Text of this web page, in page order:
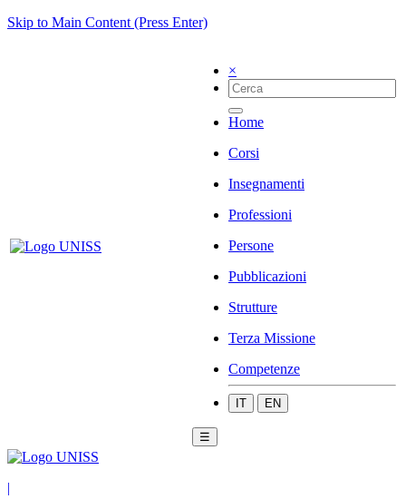
Skip to Main Content (Press Enter)
×
Home
Corsi
Insegnamenti
Professioni
Persone
Pubblicazioni
Strutture
Terza Missione
Competenze
IT EN
☰
|